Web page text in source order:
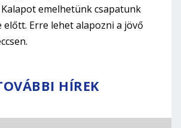
emelhetünk csapatunk
előtt. Erre lehet alapozni a jövő
HÍREK